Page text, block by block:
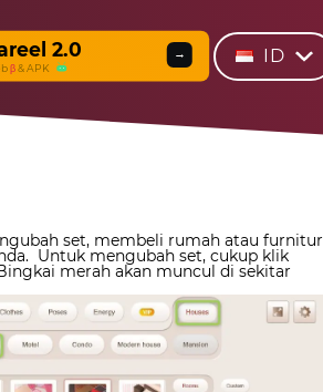
2.0
β & APK
→ ID
set, membeli rumah atau furnitur
Untuk mengubah set, cukup klik
merah akan muncul di sekitar